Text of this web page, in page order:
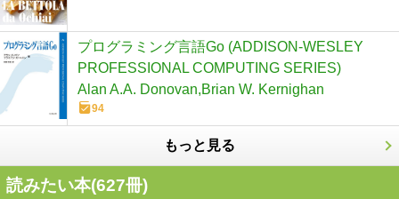
プログラミング言語Go (ADDISON-WESLEY
PROFESSIONAL COMPUTING SERIES)
Alan A.A. Donovan,Brian W. Kernighan
94
もっと見る
読みたい本(627冊)